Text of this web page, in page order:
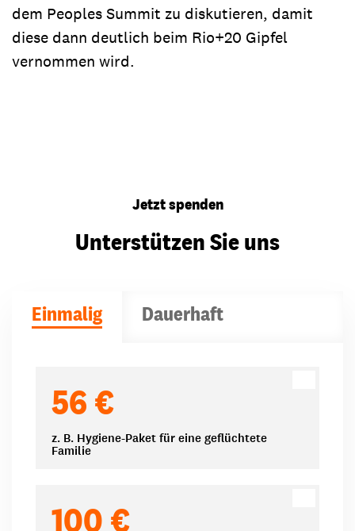
dem Peoples Summit zu diskutieren, damit
diese dann deutlich beim Rio+20 Gipfel
vernommen wird.
Jetzt spenden
Unterstützen Sie uns
Einmalig Dauerhaft
56 €
z. B. Hygiene-Paket für eine geflüchtete
Familie
100 €